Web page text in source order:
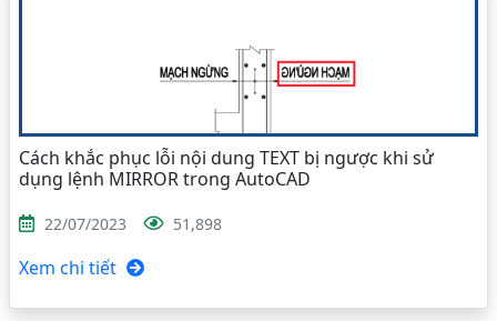
Cách khắc phục lỗi nội dung TEXT bị ngược khi sử
dụng lệnh MIRROR trong AutoCAD
22/07/2023 51,898
Xem chi tiết